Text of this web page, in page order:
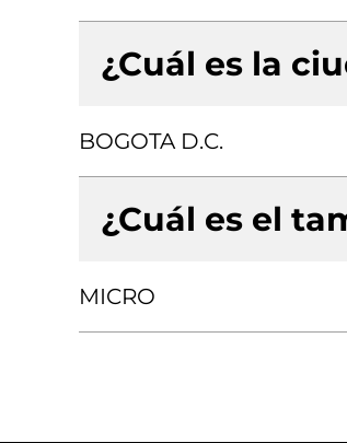
¿Cuál es la
BOGOTA D.C.
¿Cuál es el
MICRO